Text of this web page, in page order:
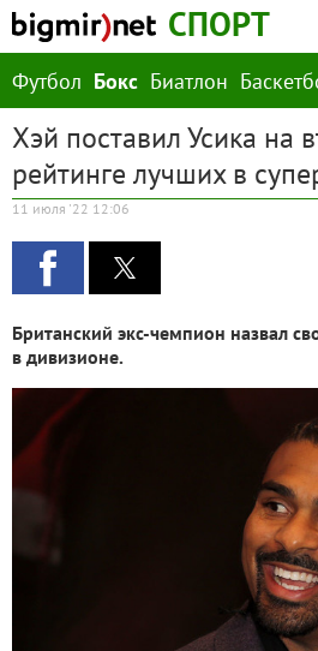
СПОРТ
Футбол Бокс Биатлон
Хэй поставил Усика на
рейтинге лучших в
11 июля '22 12:06
Британский экс-чемпион назвал
в дивизионе.